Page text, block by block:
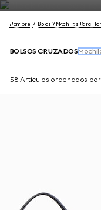
Hombre Bolos Y Mochilas Para
BOLSOS CRUZADOS
58 Artículos ordenados por